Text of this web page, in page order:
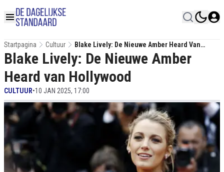
Startpagina Cultuur
Blake Lively: De Nieuwe Amber Heard Van
Hollywood
Blake Lively: De Nieuwe Amber
Heard van Hollywood
CULTUUR•10 JAN 2025, 17:00